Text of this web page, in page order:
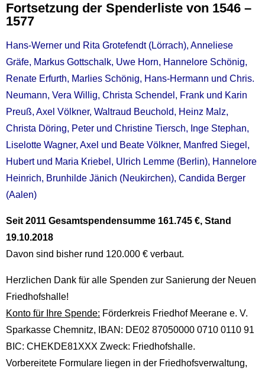
Fortsetzung der Spenderliste von 1546 –
1577
Hans-Werner und Rita Grotefendt (Lörrach), Anneliese
Gräfe, Markus Gottschalk, Uwe Horn, Hannelore Schönig,
Renate Erfurth, Marlies Schönig, Hans-Hermann und Chris.
Neumann, Vera Willig, Christa Schendel, Frank und Karin
Preuß, Axel Völkner, Waltraud Beuchold, Heinz Malz,
Christa Döring, Peter und Christine Tiersch, Inge Stephan,
Liselotte Wagner, Axel und Beate Völkner, Manfred Siegel,
Hubert und Maria Kriebel, Ulrich Lemme (Berlin), Hannelore
Heinrich, Brunhilde Jänich (Neukirchen), Candida Berger
(Aalen)
Seit 2011 Gesamtspendensumme 161.745 €, Stand
19.10.2018
Davon sind bisher rund 120.000 € verbaut.
Herzlichen Dank für alle Spenden zur Sanierung der Neuen
Friedhofshalle!
Konto für Ihre Spende: Förderkreis Friedhof Meerane e. V.
Sparkasse Chemnitz, IBAN: DE02 87050000 0710 0110 91
BIC: CHEKDE81XXX Zweck: Friedhofshalle.
Vorbereitete Formulare liegen in der Friedhofsverwaltung,